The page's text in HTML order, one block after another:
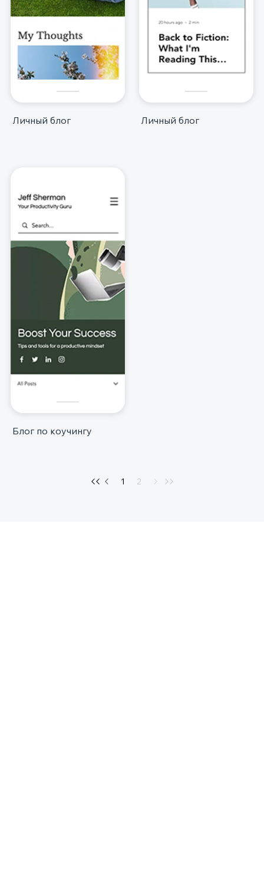
Личный блог Личный блог
Блог по коучингу
1 2